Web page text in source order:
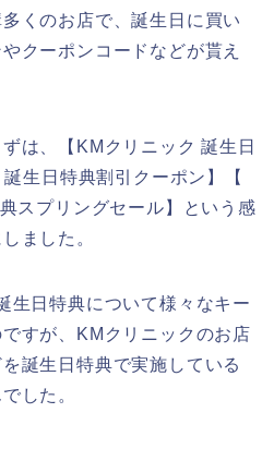
くのお店で、誕生日に買い
クーポンコードなどが貰え
は、【KMクリニック 誕生日
生日特典割引クーポン】【
スプリングセール】という感
ました。
生日特典について様々なキー
すが、KMクリニックのお店
誕生日特典で実施している
した。